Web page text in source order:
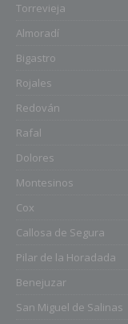
Torrevieja
Almoradí
Bigastro
Rojales
Redován
Rafal
Dolores
Montesinos
Cox
Callosa de Segura
Pilar de la Horadada
Benejuzar
San Miguel de Salinas